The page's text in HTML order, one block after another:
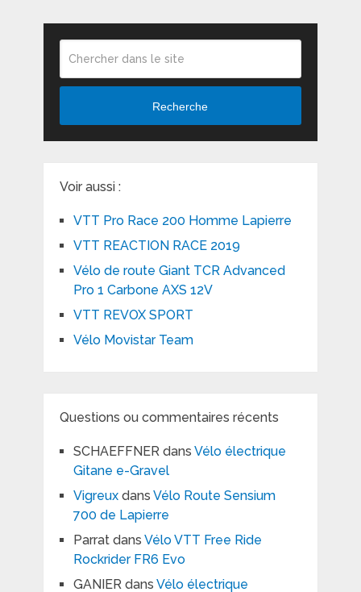
Recherche
Voir aussi :
VTT Pro Race 200 Homme Lapierre
VTT REACTION RACE 2019
Vélo de route Giant TCR Advanced
Pro 1 Carbone AXS 12V
VTT REVOX SPORT
Vélo Movistar Team
Questions ou commentaires récents
SCHAEFFNERdans Vélo électrique
Gitane e-Gravel
Vigreuxdans Vélo Route Sensium
700 de Lapierre
Parratdans Vélo VTT Free Ride
Rockrider FR6 Evo
GANIERdans Vélo électrique